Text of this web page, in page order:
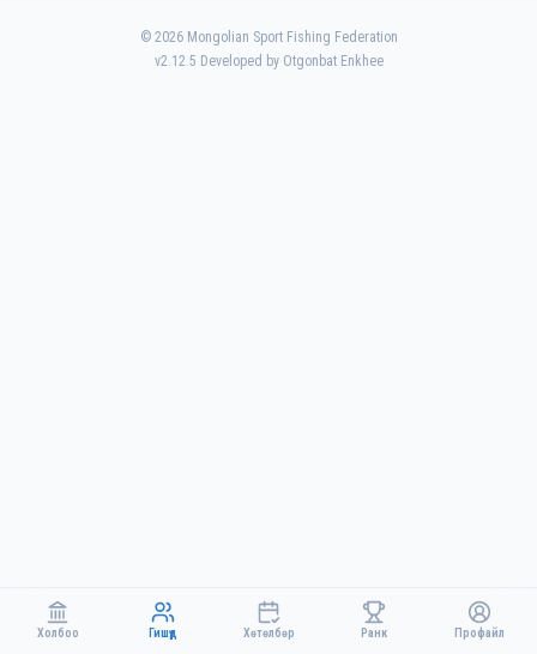
Холбоо Гишүүд Хөтөлбөр Ранк Профайл
© 2026Mongolian Sport Fishing Federation
v2.12.5 Developed by Otgonbat Enkhee